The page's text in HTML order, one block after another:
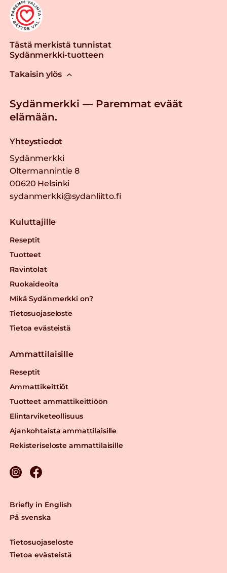
Tästä merkistä tunnistat
Sydänmerkki-tuotteen
Takaisin ylös
Sydänmerkki — Paremmat eväät
elämään.
Yhteystiedot
Sydänmerkki
Oltermannintie 8
00620 Helsinki
sydanmerkki@sydanliitto.fi
Kuluttajille
Reseptit
Tuotteet
Ravintolat
Ruokaideoita
Mikä Sydänmerkki on?
Tietosuojaseloste
Tietoa evästeistä
Ammattilaisille
Reseptit
Ammattikeittiöt
Tuotteet ammattikeittiöön
Elintarviketeollisuus
Ajankohtaista ammattilaisille
Rekisteriseloste ammattilaisille
Tietosuojaseloste
Tietoa evästeistä
Briefly in English
På svenska